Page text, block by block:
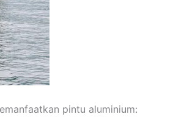
pintu aluminium: